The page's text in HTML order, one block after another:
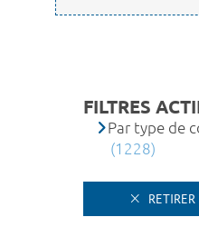
FILTRES
Par type de
(1228)